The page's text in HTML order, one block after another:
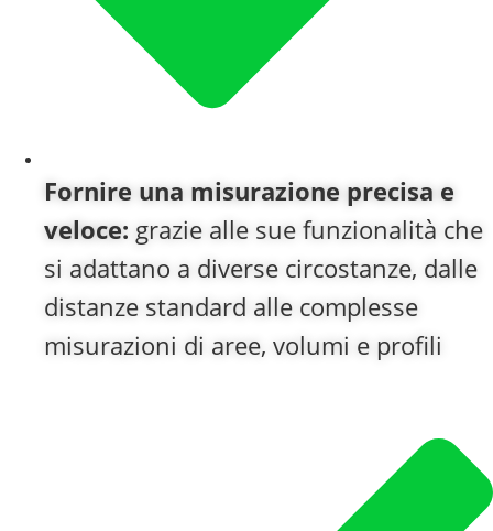
Fornire una misurazione precisa e
veloce: grazie alle sue funzionalità che
si adattano a diverse circostanze, dalle
distanze standard alle complesse
misurazioni di aree, volumi e profili